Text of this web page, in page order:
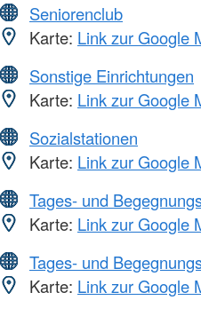
Seniorenclub
Karte: Link zur Google
Sonstige Einrichtungen
Karte: Link zur Google
Sozialstationen
Karte: Link zur Google
Tages- und
Karte: Link zur Google
Tages- und
Karte: Link zur Google